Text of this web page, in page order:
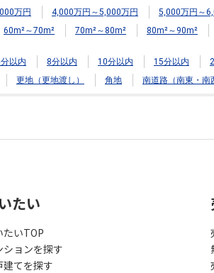
万円 4,000万円～5,000万円 5,000万円～
60m²～70m² 70m²～80m² 80m²～90m²
以内 8分以内 10分以内 15分以内
更地（更地渡し） 角地 南道路（南東・南
たい
たいTOP
ションを探す
建てを探す